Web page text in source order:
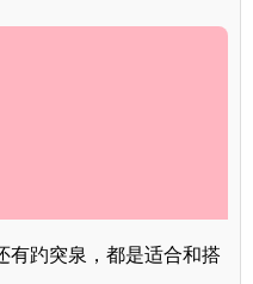
有趵突泉，都是适合和搭